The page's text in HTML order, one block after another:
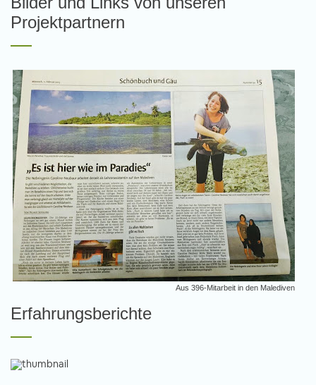
Projektpartnern
Aus 396-Mitarbeit in den Malediven
Erfahrungsberichte